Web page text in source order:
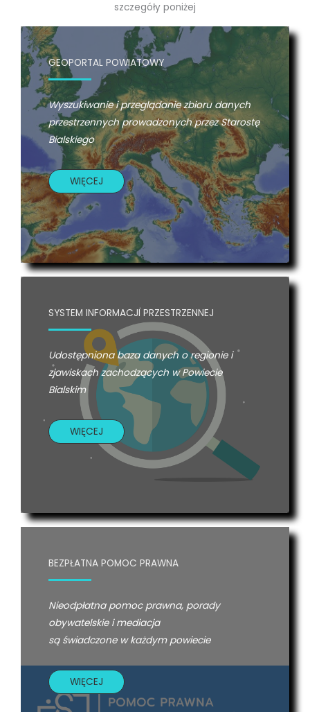
szczegóły poniżej
GEOPORTAL POWIATOWY
Wyszukiwanie i przeglądanie zbioru danych
przestrzennych prowadzonych przez Starostę
Bialskiego
WIĘCEJ
SYSTEM INFORMACJI PRZESTRZENNEJ
Udostępniona baza danych o regionie i
zjawiskach zachodzących w Powiecie
Bialskim
WIĘCEJ
BEZPŁATNA POMOC PRAWNA
Nieodpłatna pomoc prawna, porady
obywatelskie i mediacja
są świadczone w każdym powiecie
WIĘCEJ